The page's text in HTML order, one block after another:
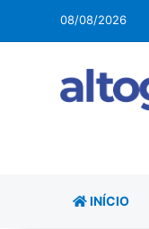
08/08/2026
INÍCIO